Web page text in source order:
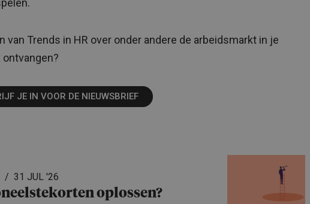
van Trends in HR over onder andere de arbeidsmarkt in je
ontvangen?
JE IN VOOR DE NIEUWSBRIEF
31 JUL '26
oplossen?